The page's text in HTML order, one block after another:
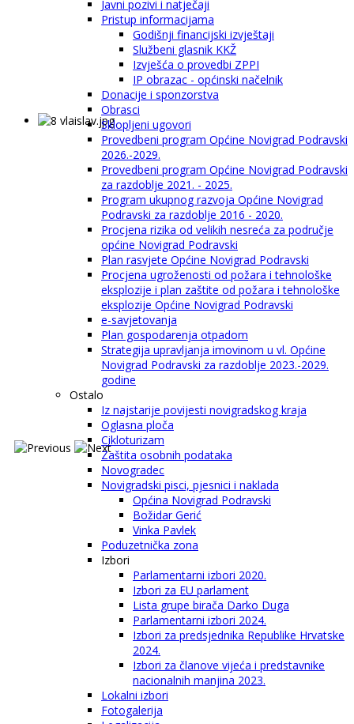
Javni pozivi i natječaji
Pristup informacijama
Godišnji financijski izvještaji
Službeni glasnik KKŽ
Izvješća o provedbi ZPPI
IP obrazac - općinski načelnik
Donacije i sponzorstva
Obrasci
Sklopljeni ugovori
Provedbeni program Općine Novigrad Podravski
2026.-2029.
Provedbeni program Općine Novigrad Podravski
za razdoblje 2021. - 2025.
Program ukupnog razvoja Općine Novigrad
Podravski za razdoblje 2016 - 2020.
Procjena rizika od velikih nesreća za područje
općine Novigrad Podravski
Plan rasvjete Općine Novigrad Podravski
Procjena ugroženosti od požara i tehnološke
eksplozije i plan zaštite od požara i tehnološke
eksplozije Općine Novigrad Podravski
e-savjetovanja
Plan gospodarenja otpadom
Strategija upravljanja imovinom u vl. Općine
Novigrad Podravski za razdoblje 2023.-2029.
godine
Ostalo
Iz najstarije povijesti novigradskog kraja
Oglasna ploča
Cikloturizam
Zaštita osobnih podataka
Novogradec
Novigradski pisci, pjesnici i naklada
Općina Novigrad Podravski
Božidar Gerić
Vinka Pavlek
Poduzetnička zona
Izbori
Parlamentarni izbori 2020.
Izbori za EU parlament
Lista grupe birača Darko Duga
Parlamentarni izbori 2024.
Izbori za predsjednika Republike Hrvatske
2024.
Izbori za članove vijeća i predstavnike
nacionalnih manjina 2023.
Lokalni izbori
Fotogalerija